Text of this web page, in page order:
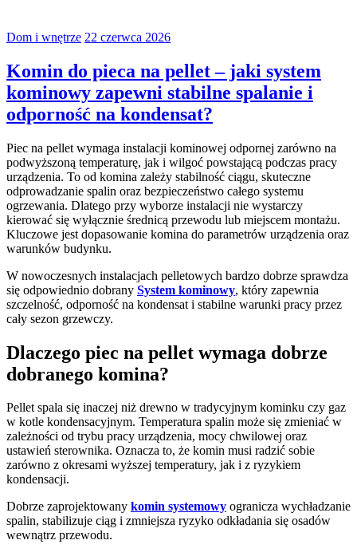
Dom i wnętrze 22 czerwca 2026
Komin do pieca na pellet – jaki system
kominowy zapewni stabilne spalanie i
odporność na kondensat?
Piec na pellet wymaga instalacji kominowej odpornej zarówno na
podwyższoną temperaturę, jak i wilgoć powstającą podczas pracy
urządzenia. To od komina zależy stabilność ciągu, skuteczne
odprowadzanie spalin oraz bezpieczeństwo całego systemu
ogrzewania. Dlatego przy wyborze instalacji nie wystarczy
kierować się wyłącznie średnicą przewodu lub miejscem montażu.
Kluczowe jest dopasowanie komina do parametrów urządzenia oraz
warunków budynku.
W nowoczesnych instalacjach pelletowych bardzo dobrze sprawdza
się odpowiednio dobrany System kominowy, który zapewnia
szczelność, odporność na kondensat i stabilne warunki pracy przez
cały sezon grzewczy.
Dlaczego piec na pellet wymaga dobrze
dobranego komina?
Pellet spala się inaczej niż drewno w tradycyjnym kominku czy gaz
w kotle kondensacyjnym. Temperatura spalin może się zmieniać w
zależności od trybu pracy urządzenia, mocy chwilowej oraz
ustawień sterownika. Oznacza to, że komin musi radzić sobie
zarówno z okresami wyższej temperatury, jak i z ryzykiem
kondensacji.
Dobrze zaprojektowany komin systemowy ogranicza wychładzanie
spalin, stabilizuje ciąg i zmniejsza ryzyko odkładania się osadów
wewnątrz przewodu.